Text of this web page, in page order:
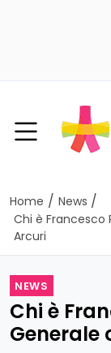
Home / News /
Chi è Francesco
Arcuri
NEWS
Chi è
Generale